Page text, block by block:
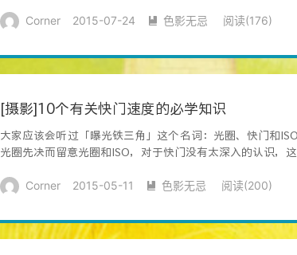
Corner 2015-07-24  色影无忌 阅读(176)
[摄影]10个有关快门速度的必学知识
大家应该会听过「曝光铁三角」这个名词：光圈、快门和
光圈先决而留意光圈和ISO，对于快门没有太深入的认识，
Corner 2015-05-11  色影无忌 阅读(200)